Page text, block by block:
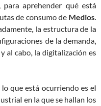
para aprehender qué está
de consumo de Medios.
la estructura de la
de la demanda,
al cabo, la digitalización es
que está ocurriendo es el
en la que se hallan los